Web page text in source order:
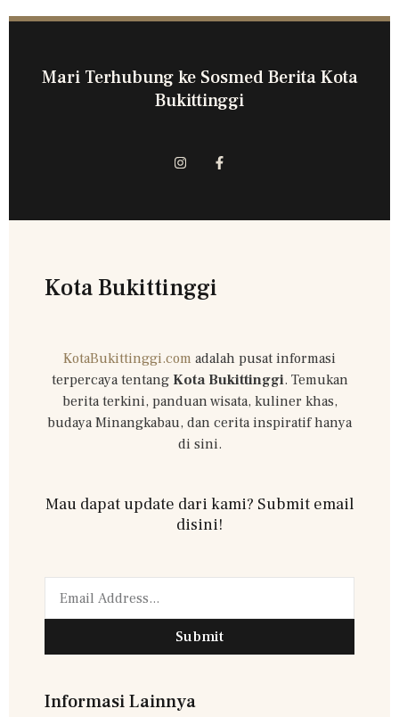
Mari Terhubung ke Sosmed Berita Kota
Bukittinggi
Kota Bukittinggi
KotaBukittinggi.com adalah pusat informasi
terpercaya tentang Kota Bukittinggi. Temukan
berita terkini, panduan wisata, kuliner khas,
budaya Minangkabau, dan cerita inspiratif hanya
di sini.
Mau dapat update dari kami? Submit email
disini!
Submit
Informasi Lainnya